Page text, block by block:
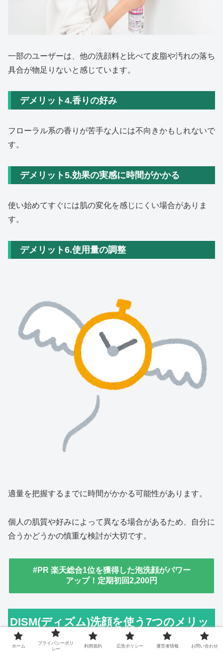
一部のユーザーは、他の洗顔料と比べて皮脂や汚れの落ち
具合が物足りないと感じています。
デメリット4.香りの好み
フローラル系の香りが苦手な人には不向きかもしれないで
す。
デメリット5.効果の実感に時間がかかる
使い始めてすぐには肌の変化を感じにくい場合がありま
す。
デメリット6.使用量の調整
適量を把握するまでに時間がかかる可能性があります。
個人の肌質や好みによって異なる場合があるため、自分に
合うかどうかの慎重な検討が大切です。
#PR 楽天総合1位を獲得した泡洗顔がパワー
アップ！定期初回2,200円
DISM(ディズム)洗顔を使う7つのメリッ
ト
ホーム
プライバシーポリ
シー
利用規約 広告ポリシー 運営者情報 お問い合わせ